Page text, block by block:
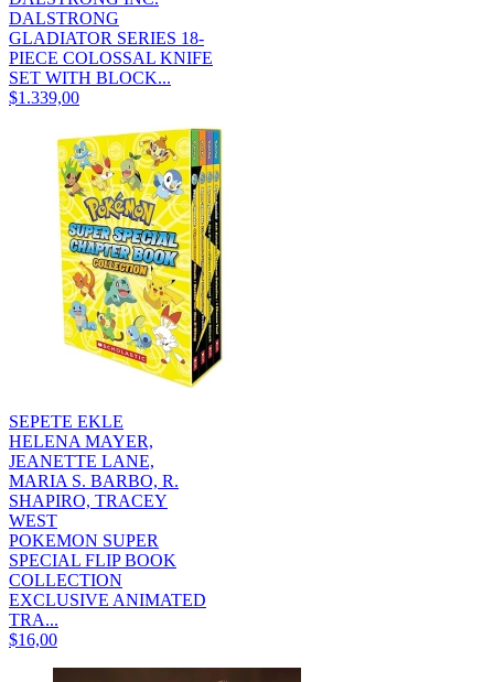
DALSTRONG
GLADIATOR SERIES 18-
PIECE COLOSSAL KNIFE
SET WITH BLOCK...
$1.339,00
SEPETE EKLE
HELENA MAYER,
JEANETTE LANE,
MARIA S. BARBO, R.
SHAPIRO, TRACEY
WEST
POKEMON SUPER
SPECIAL FLIP BOOK
COLLECTION
EXCLUSIVE ANIMATED
TRA...
$16,00